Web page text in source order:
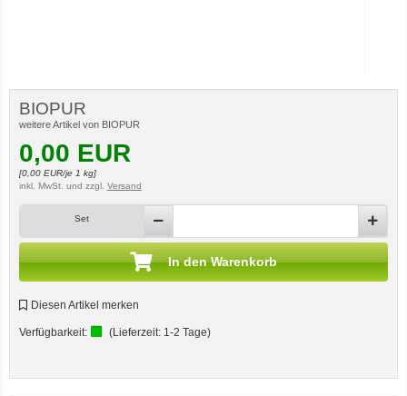
BIOPUR
weitere Artikel von BIOPUR
0,00 EUR
[0,00EUR/je 1 kg]
inkl. MwSt. und zzgl. Versand
Set
In den Warenkorb
Diesen Artikel merken
Verfügbarkeit: (Lieferzeit: 1-2 Tage)